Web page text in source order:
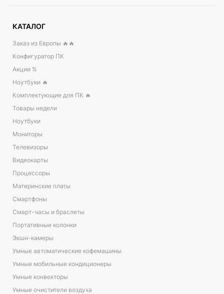
КАТАЛОГ
Заказ из Европы 🔥🔥
Конфигуратор ПК
Акции %
Ноутбуки 🔥
Комплектующие для ПК 🔥
Товары недели
Ноутбуки
Мониторы
Телевизоры
Видеокарты
Процессоры
Материнские платы
Смартфоны
Смарт-часы и браслеты
Портативные колонки
Экшн-камеры
Умные автоматические кофемашины
Умные мобильные кондиционеры
Умные конвекторы
Умные очистители воздуха